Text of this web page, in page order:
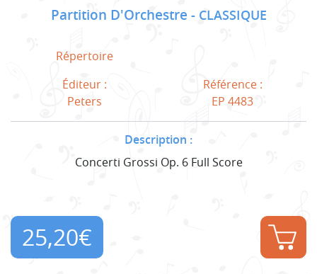
Partition D'Orchestre CLASSIQUE
Répertoire
Éditeur :
Peters
Référence :
EP 4483
Description :
Concerti Grossi Op. 6 Full Score
25,20€